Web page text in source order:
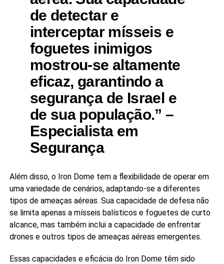
de detectar e
interceptar mísseis e
foguetes inimigos
mostrou-se altamente
eficaz, garantindo a
segurança de Israel e
de sua população.” –
Especialista em
Segurança
Além disso, o Iron Dome tem a flexibilidade de operar em
uma variedade de cenários, adaptando-se a diferentes
tipos de ameaças aéreas. Sua capacidade de defesa não
se limita apenas a mísseis balísticos e foguetes de curto
alcance, mas também inclui a capacidade de enfrentar
drones e outros tipos de ameaças aéreas emergentes.
Essas capacidades e eficácia do Iron Dome têm sido